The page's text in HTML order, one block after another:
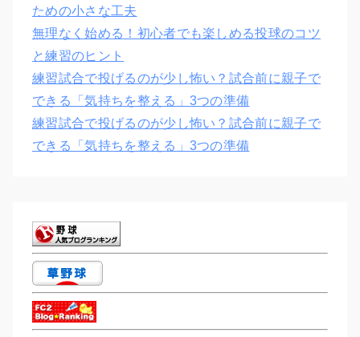
ための小さな工夫
無理なく始める！初心者でも楽しめる投球のコツ
と練習のヒント
練習試合で投げるのが少し怖い？試合前に親子で
できる「気持ちを整える」3つの準備
練習試合で投げるのが少し怖い？試合前に親子で
できる「気持ちを整える」3つの準備